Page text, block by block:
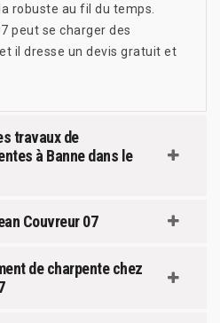
robuste au fil du temps.
peut se charger des
il dresse un devis gratuit et
travaux de
à Banne dans le
Couvreur 07
de charpente chez